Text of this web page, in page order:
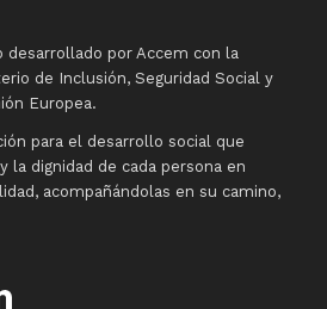
desarrollado por Accem con la
de Inclusión, Seguridad Social y
Europea.
para el desarrollo social que
la dignidad de cada persona en
acompañándolas en su camino,